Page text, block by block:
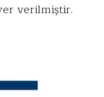
verilmiştir.